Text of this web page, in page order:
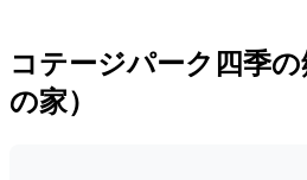
コテージパーク四季
の家）